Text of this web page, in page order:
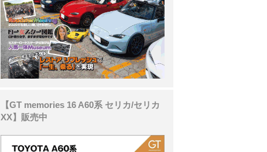
【GT memories 16 A60系 セリカ/セリカ
XX】販売中